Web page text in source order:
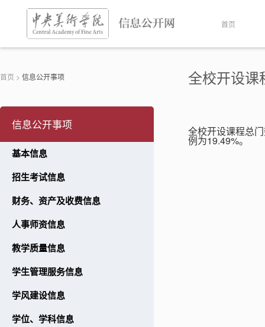
首页
首页 > 信息公开事项
信息公开事项
基本信息
招生考试信息
财务、资产及收费信息
人事师资信息
教学质量信息
学生管理服务信息
学风建设信息
学位、学科信息
全校开设课
全校开设课程总
例为19.49%。